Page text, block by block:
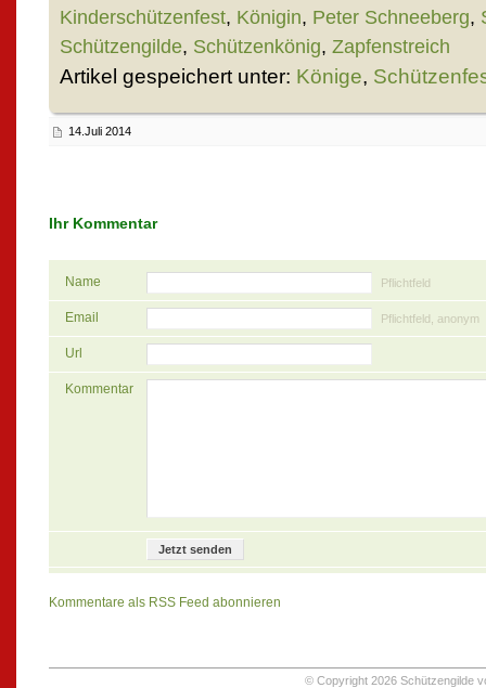
Kinderschützenfest, Königin, Peter Schneeberg,
Schützengilde, Schützenkönig, Zapfenstreich
Artikel gespeichert unter: Könige,
14.Juli 2014
Ihr Kommentar
Name Pflichtfeld
Email Pflichtfeld, anonym
Url
Kommentar
Kommentare als RSS Feed abonnieren
© Copyright 2026 Schützengilde